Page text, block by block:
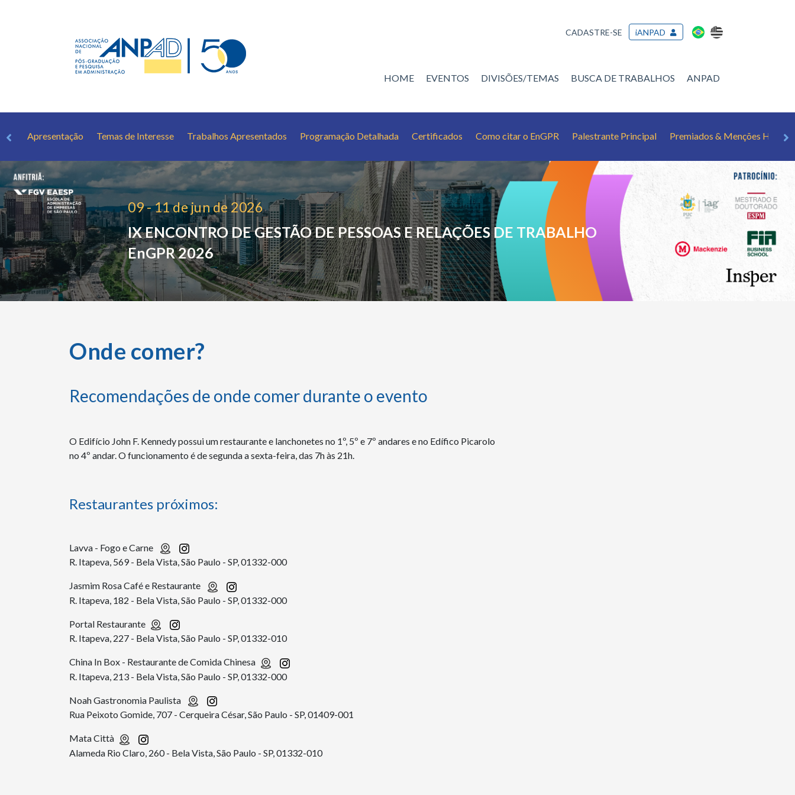
CADASTRE-SE iANPAD
HOME EVENTOS DIVISÕES/TEMAS BUSCA DE TRABALHOS ANPAD
Apresentação Temas de Interesse Trabalhos Apresentados Programação Detalhada Certificados Como citar o EnGPR Palestrante Principal Premiados & Menções
09 - 11 de jun de 2026
IX ENCONTRO DE GESTÃO DE PESSOAS E RELAÇÕES DE TRABALHO
EnGPR 2026
Onde comer?
Recomendações de onde comer durante o evento
O Edifício John F. Kennedy possui um restaurante e lanchonetes no 1º, 5º e 7º andares e no Edífico Picarolo
no 4º andar. O funcionamento é de segunda a sexta-feira, das 7h às 21h.
Restaurantes próximos:
Lavva - Fogo e Carne
R. Itapeva, 569 - Bela Vista, São Paulo - SP, 01332-000
Jasmim Rosa Café e Restaurante
R. Itapeva, 182 - Bela Vista, São Paulo - SP, 01332-000
Portal Restaurante
R. Itapeva, 227 - Bela Vista, São Paulo - SP, 01332-010
China In Box - Restaurante de Comida Chinesa
R. Itapeva, 213 - Bela Vista, São Paulo - SP, 01332-000
Noah Gastronomia Paulista
Rua Peixoto Gomide, 707 - Cerqueira César, São Paulo - SP, 01409-001
Mata Città
Alameda Rio Claro, 260 - Bela Vista, São Paulo - SP, 01332-010